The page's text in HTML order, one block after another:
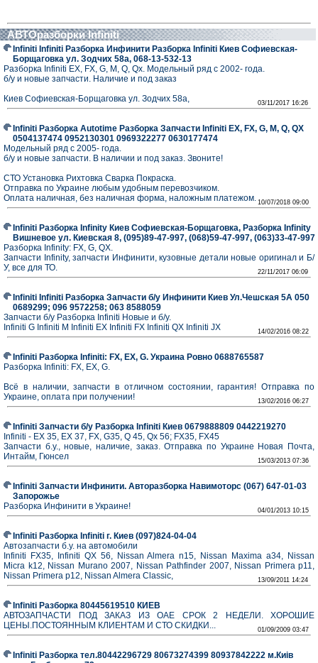
АВТОразборки Infiniti
Infiniti Infiniti Разборка Инфинити Разборка Infiniti Киев Софиевская-
Борщаговка ул. Зодчих 58а, 068-13-532-13
Разборка Infiniti EX, FX, G, M, Q, Qx. Модельный ряд с 2002- года.
б/у и новые запчасти. Наличие и под заказ
Киев Софиевская-Борщаговка ул. Зодчих 58а,
03/11/2017 16:26
Infiniti Разборка Autotime Разборка Запчасти Infiniti EX, FX, G, M, Q, QX
0504137474 0952130301 0969322277 0630177474
Модельный ряд с 2005- года.
б/у и новые запчасти. В наличии и под заказ. Звоните!
СТО Установка Рихтовка Сварка Покраска.
Отправка по Украине любым удобным перевозчиком.
Оплата наличная, без наличная форма, наложным платежом. 10/07/2018 09:00
Infiniti Разборка Infinity Киев Софиевская-Борщаговка, Разборка Infinity
Вишневое ул. Киевская 8, (095)89-47-997, (068)59-47-997, (063)33-47-997
Разборка Infinity: FX, G, QX.
Запчасти Infinity, запчасти Инфинити, кузовные детали новые оригинал и Б/
У, все для ТО.
22/11/2017 06:09
Infiniti Infiniti Разборка Запчасти б/у Инфинити Киев Ул.Чешская 5А 050
0689299; 096 9572258; 063 8588059
Запчасти б/у Разборка Infiniti Новые и б/у.
Infiniti G Infiniti M Infiniti EX Infiniti FX Infiniti QX Infiniti JX
14/02/2016 08:22
Infiniti Разборка Infiniti: FX, EX, G. Украина Ровно 0688765587
Разборка Infiniti: FX, EX, G.
Всё в наличии, запчасти в отличном состоянии, гарантия! Отправка по
Украине, оплата при получении!
13/02/2016 06:27
Infiniti Запчасти б/у Разборка Infiniti Киев 0679888809 0442219270
Infiniti - EX 35, EX 37, FX, G35, Q 45, Qx 56; FX35, FX45
Запчасти б.у., новые, наличие, заказ. Отправка по Украине Новая Почта,
Интайм, Гюнсел
15/03/2013 07:36
Infiniti Запчасти Инфинити. Авторазборка Навимоторс (067) 647-01-03
Запорожье
Разборка Инфинити в Украине!
04/01/2013 10:15
Infiniti Разборка Infiniti г. Киев (097)824-04-04
Автозапчасти б.у. на автомобили
Infiniti FX35, Infiniti QX 56, Nissan Almera n15, Nissan Maxima a34, Nissan
Micra k12, Nissan Murano 2007, Nissan Pathfinder 2007, Nissan Primera p11,
Nissan Primera p12, Nissan Almera Classic,
13/09/2011 14:24
Infiniti Разборка 80445619510 КИЕВ
АВТОЗАПЧАСТИ ПОД ЗАКАЗ ИЗ ОАЕ СРОК 2 НЕДЕЛИ. ХОРОШИЕ
ЦЕНЫ.ПОСТОЯННЫМ КЛИЕНТАМ И СТО СКИДКИ...
01/09/2009 03:47
Infiniti Разборка тел.80442296729 80673274399 80937842222 м.Киів